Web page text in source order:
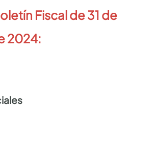
Fiscal de 31 de
2024: